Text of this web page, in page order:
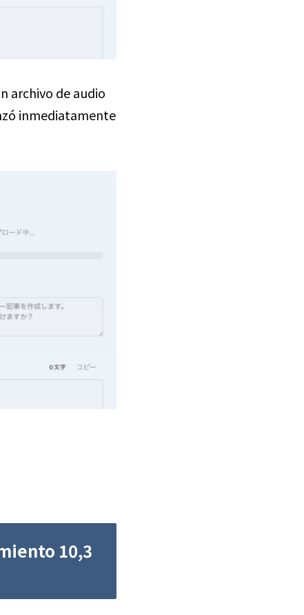
archivo de audio
inmediatamente
10,3